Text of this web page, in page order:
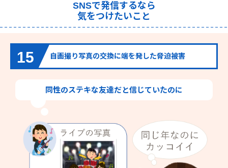
SNSで発信するなら
気をつけたいこと
15 自画撮り写真の交換に端を発した脅迫被害
同性のステキな友達だと信じていたのに